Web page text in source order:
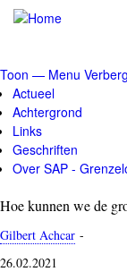
Overslaan
de
inhoud
gaan
Menu
Toon — Menu
Actueel
Achtergrond
Links
Geschriften
Over SAP -
Hoe kunnen we de
Gilbert Achcar -
26.02.2021